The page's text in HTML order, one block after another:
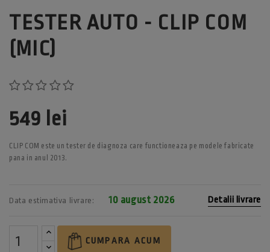
TESTER AUTO - CLIP COM
(MIC)
549 lei
CLIP COM este un tester de diagnoza care functioneaza pe modele fabricate
pana in anul 2013.
Data estimativa livrare: 10 august 2026 Detalii livrare
CUMPARA ACUM